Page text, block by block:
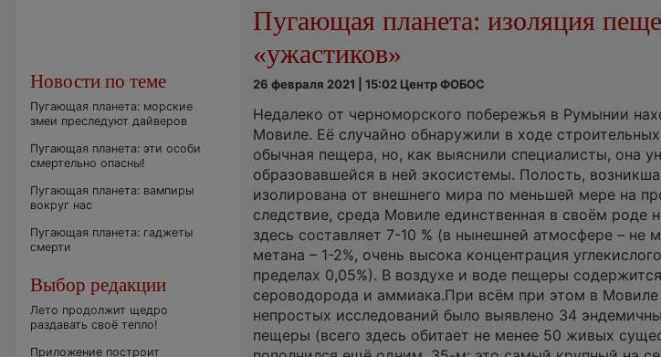
Новости по теме
Пугающая планета: морские
змеи преследуют дайверов
Пугающая планета: эти особи
смертельно опасны!
Пугающая планета: вампиры
вокруг нас
Пугающая планета: гаджеты
смерти
Выбор редакции
Лето продолжит щедро
раздавать своё тепло!
Приложение построит
Пугающая планета: изоляция
«ужастиков»
26 февраля 2021 | 15:02 Центр ФОБОС
Недалеко от черноморского побережья в Румынии
Мовиле. Её случайно обнаружили в ходе
обычная пещера, но, как выяснили специалисты, она
образовавшейся в ней экосистемы. Полость,
изолирована от внешнего мира по меньшей мере на
следствие, среда Мовиле единственная в своём роде
здесь составляет 7-10 % (в нынешней атмосфере – не
метана – 1-2%, очень высока концентрация
пределах 0,05%). В воздухе и воде пещеры
сероводорода и аммиака.При всём при этом в Мовиле
непростых исследований было выявлено 34
пещеры (всего здесь обитает не менее 50 живых